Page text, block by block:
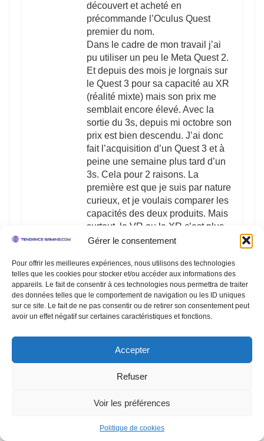
Gérer le consentement
Pour offrir les meilleures expériences, nous utilisons des technologies
telles que les cookies pour stocker et/ou accéder aux informations des
appareils. Le fait de consentir à ces technologies nous permettra de traiter
des données telles que le comportement de navigation ou les ID uniques
sur ce site. Le fait de ne pas consentir ou de retirer son consentement peut
avoir un effet négatif sur certaines caractéristiques et fonctions.
Accepter
Refuser
Voir les préférences
Politique de cookies
découvert et acheté en
précommande l’Oculus Quest
premier du nom.
Dans le cadre de mon travail j’ai
pu utiliser un peu le Meta Quest 2.
Et depuis des mois je lorgnais sur
le Quest 3 pour sa capacité au XR
(réalité mixte) mais son prix me
semblait encore élevé. Avec la
sortie du 3s, depuis mi octobre son
prix est bien descendu. J’ai donc
fait l’acquisition d’un Quest 3 et à
peine une semaine plus tard d’un
3s. Cela pour 2 raisons. La
première est que je suis par nature
curieux, et je voulais comparer les
capacités des deux produits. Mais
surtout, la VR ou la XR c’est plus
Fun à plusieurs. Et je voulais
enfants. Ainsi, j’ai acheté un Quest
3 à 529 Eur et un 3s à 329 Eur
histoire d’avoir un casque principal
avec tous nos jeux et un
secondaire pour les jeux que je
Niveau matériel :
Ce qui est dit est annoncé est bien
présent en réalité. Le 3 bénéficie
Mais le 3s n’a pas à rougir. Sa
droite ligne des Quest 1 et 2. On va